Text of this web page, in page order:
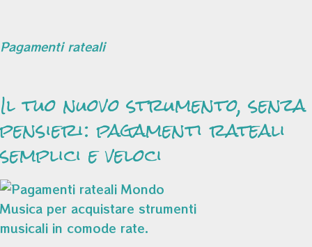
Pagamenti rateali
Il tuo nuovo strumento, senza
pensieri: pagamenti rateali
semplici e veloci